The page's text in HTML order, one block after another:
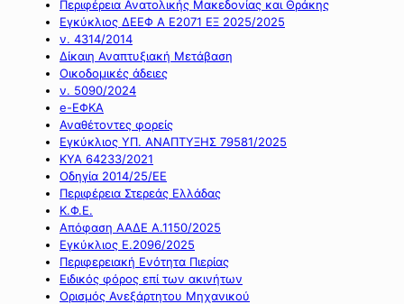
Περιφέρεια Ανατολικής Μακεδονίας και Θράκης
Εγκύκλιος ΔΕΕΦ Α Ε2071 ΕΞ 2025/2025
ν. 4314/2014
Δίκαιη Αναπτυξιακή Μετάβαση
Οικοδομικές άδειες
ν. 5090/2024
e-ΕΦΚΑ
Αναθέτοντες φορείς
Εγκύκλιος ΥΠ. ΑΝΑΠΤΥΞΗΣ 79581/2025
ΚΥΑ 64233/2021
Οδηγία 2014/25/ΕΕ
Περιφέρεια Στερεάς Ελλάδας
Κ.Φ.Ε.
Απόφαση ΑΑΔΕ Α.1150/2025
Εγκύκλιος Ε.2096/2025
Περιφερειακή Ενότητα Πιερίας
Ειδικός φόρος επί των ακινήτων
Ορισμός Ανεξάρτητου Μηχανικού